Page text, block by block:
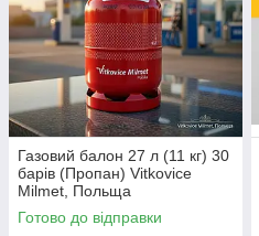
Газовий балон 27 л (11 кг) 30
барів (Пропан) Vitkovice
Milmet, Польща
Готово до відправки